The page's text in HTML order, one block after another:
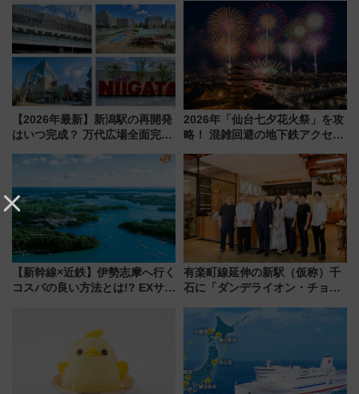
にオーダーメイド型の宿泊プラ
ンが誕生！
トの一環で激レア体験できちゃ
うかも 参加方法やスケジュール
をご紹介
【2026年最新】新潟駅の再開発
はいつ完成？ 万代広場全面完成
開発、バスタ新潟構想まで徹底
2026年「仙台七夕花火祭」を攻
略！ 混雑回避の地下鉄アクセス
火前に楽しむ仙台観光ルートま
で解説！
【新幹線×近鉄】伊勢志摩へ行く
コスパの良い方法とは!? EXサー
タル版の違いを解説
有楽町線延伸の新駅（仮称）千
石に「ダンデライオン・チョコ
1億円出資で挑む新時代のまちづ
くりとは？